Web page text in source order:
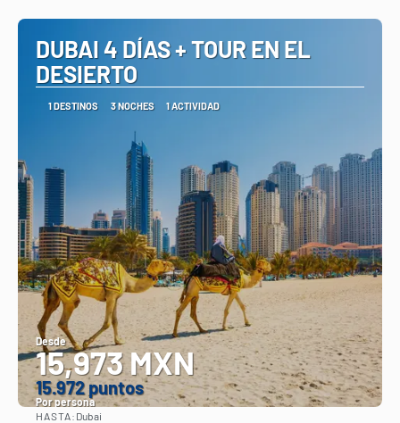
DUBAI 4 DÍAS + TOUR EN EL
DESIERTO
1 DESTINOS 3 NOCHES 1 ACTIVIDAD
Desde
15,973 MXN
15.972 puntos
Por persona
HASTA: Dubai